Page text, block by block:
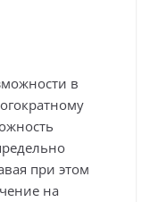
в
при этом
на